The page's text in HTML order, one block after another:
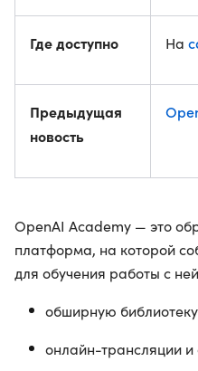
Где доступно На
Предыдущая
новость
OpenAI Academy — это
платформа, на которой
для обучения работы с
обширную
онлайн-трансляции